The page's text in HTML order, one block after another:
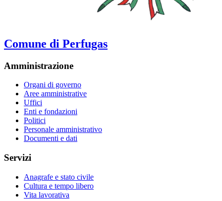
Comune di Perfugas
Amministrazione
Organi di governo
Aree amministrative
Uffici
Enti e fondazioni
Politici
Personale amministrativo
Documenti e dati
Servizi
Anagrafe e stato civile
Cultura e tempo libero
Vita lavorativa